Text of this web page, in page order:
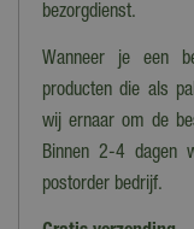
Bewegend
Geluid
Nee
Introductiejaar
2011
bezorgdienst.
Wanneer je een
producten die als
wij ernaar om de
Binnen 2-4 dagen
postorder bedrijf.